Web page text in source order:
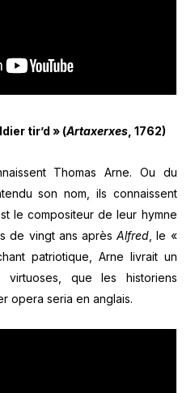
tir’d » (Artaxerxes , 1762)
Thomas Arne. Ou du
son nom, ils connaissent
le compositeur de leur hymne
de vingt ans aprèsAlfred , le «
patriotique, Arne livrait un
virtuoses, que les historiens
opera seria en anglais.